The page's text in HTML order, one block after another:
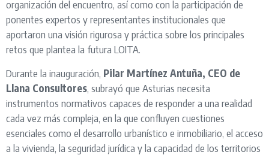
organización del encuentro, así como con la participación de
ponentes expertos y representantes institucionales que
aportaron una visión rigurosa y práctica sobre los principales
retos que plantea la futura LOITA.
Durante la inauguración, Pilar Martínez Antuña, CEO de
Llana Consultores, subrayó que Asturias necesita
instrumentos normativos capaces de responder a una realidad
cada vez más compleja, en la que confluyen cuestiones
esenciales como el desarrollo urbanístico e inmobiliario, el acceso
a la vivienda, la seguridad jurídica y la capacidad de los territorios